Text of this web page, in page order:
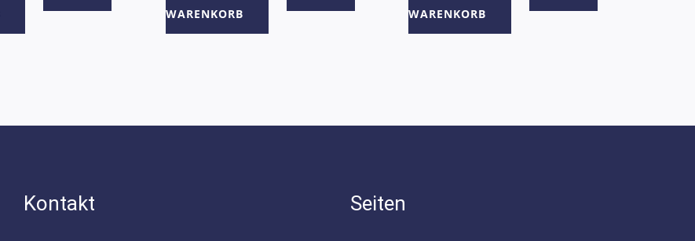
WARENKORB
WARENKORB
Kontakt Seiten